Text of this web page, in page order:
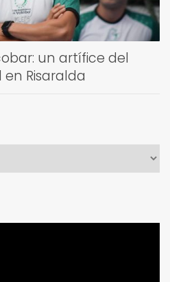
un artífice del
Risaralda